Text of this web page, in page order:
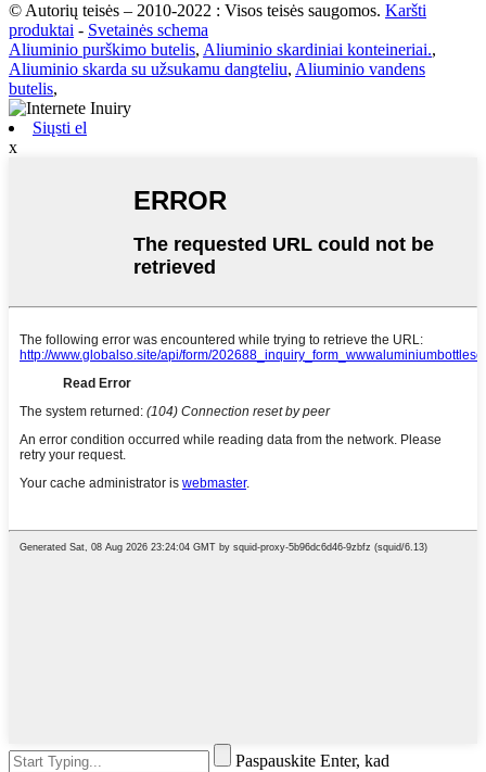
© Autorių teisės – 2010-2022 : Visos teisės saugomos. Karšti
produktai - Svetainės schema
Aliuminio purškimo butelis, Aliuminio skardiniai konteineriai.,
Aliuminio skarda su užsukamu dangteliu, Aliuminio vandens
butelis,
Siųsti el
x
Paspauskite Enter, kad